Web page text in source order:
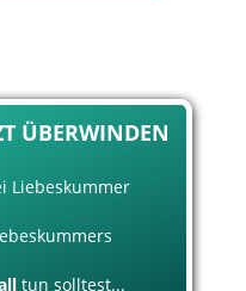
ÜBERWINDEN
Liebeskummer
tun solltest...